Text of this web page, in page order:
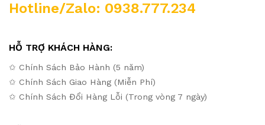
Hotline/Zalo: 0938.777.234
HỖ TRỢ KHÁCH HÀNG:
✩ Chính Sách Bảo Hành (5 năm)
✩ Chính Sách Giao Hàng (Miễn Phí)
✩ Chính Sách Đổi Hàng Lỗi (Trong vòng 7 ngày)